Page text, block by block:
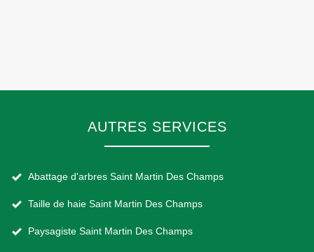
AUTRES SERVICES
Abattage d'arbres Saint Martin Des Champs
Taille de haie Saint Martin Des Champs
Paysagiste Saint Martin Des Champs